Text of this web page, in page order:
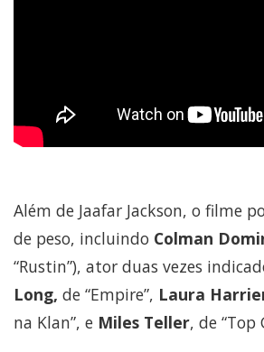
Além de Jaafar Jackson, o filme
de peso, incluindo Colman
“Rustin”), ator duas vezes
Long, de “Empire”, Laura
na Klan”, e Miles Teller, de “Top